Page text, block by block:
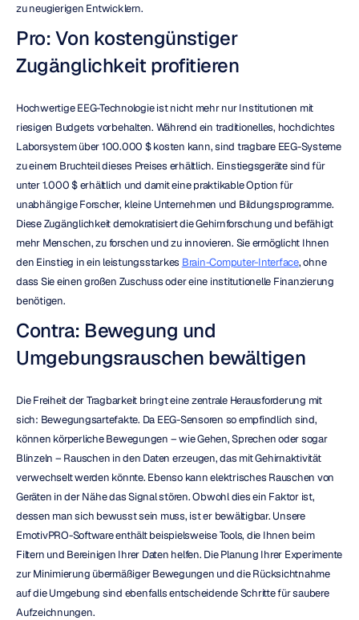
zu neugierigen Entwicklern.
Pro: Von kostengünstiger
Zugänglichkeit profitieren
Hochwertige EEG-Technologie ist nicht mehr nur Institutionen mit
riesigen Budgets vorbehalten. Während ein traditionelles, hochdichtes
Laborsystem über 100.000 $ kosten kann, sind tragbare EEG-Systeme
zu einem Bruchteil dieses Preises erhältlich. Einstiegsgeräte sind für
unter 1.000 $ erhältlich und damit eine praktikable Option für
unabhängige Forscher, kleine Unternehmen und Bildungsprogramme.
Diese Zugänglichkeit demokratisiert die Gehirnforschung und befähigt
mehr Menschen, zu forschen und zu innovieren. Sie ermöglicht Ihnen
den Einstieg in ein leistungsstarkes Brain-Computer-Interface, ohne
dass Sie einen großen Zuschuss oder eine institutionelle Finanzierung
benötigen.
Contra: Bewegung und
Umgebungsrauschen bewältigen
Die Freiheit der Tragbarkeit bringt eine zentrale Herausforderung mit
sich: Bewegungsartefakte. Da EEG-Sensoren so empfindlich sind,
können körperliche Bewegungen – wie Gehen, Sprechen oder sogar
Blinzeln – Rauschen in den Daten erzeugen, das mit Gehirnaktivität
verwechselt werden könnte. Ebenso kann elektrisches Rauschen von
Geräten in der Nähe das Signal stören. Obwohl dies ein Faktor ist,
dessen man sich bewusst sein muss, ist er bewältigbar. Unsere
EmotivPRO-Software enthält beispielsweise Tools, die Ihnen beim
Filtern und Bereinigen Ihrer Daten helfen. Die Planung Ihrer Experimente
zur Minimierung übermäßiger Bewegungen und die Rücksichtnahme
auf die Umgebung sind ebenfalls entscheidende Schritte für saubere
Aufzeichnungen.